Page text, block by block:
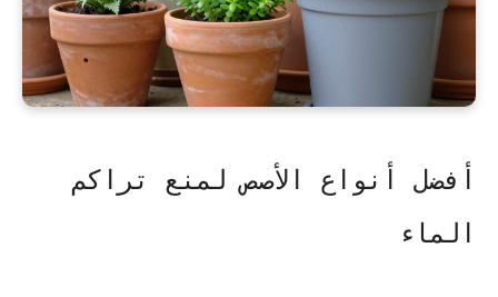
أفضل أنواع الأصص لمنع تراكم
الماء